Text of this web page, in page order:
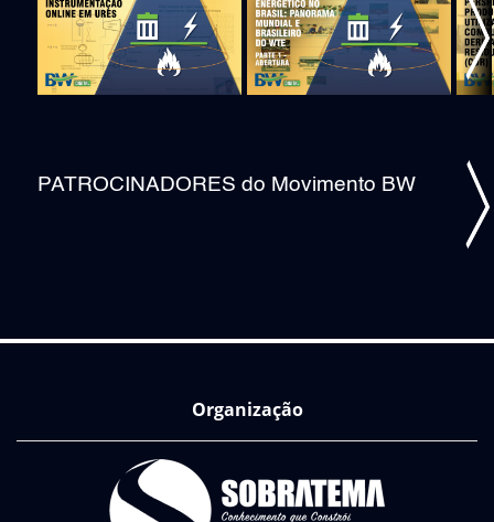
PATROCINADORES do Movimento BW
Organização